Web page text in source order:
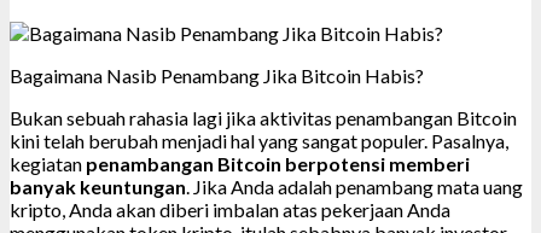
Bagaimana Nasib Penambang Jika Bitcoin Habis?
Bukan sebuah rahasia lagi jika aktivitas penambangan Bitcoin
kini telah berubah menjadi hal yang sangat populer. Pasalnya,
kegiatan penambangan Bitcoin berpotensi memberi
banyak keuntungan . Jika Anda adalah penambang mata uang
kripto, Anda akan diberi imbalan atas pekerjaan Anda